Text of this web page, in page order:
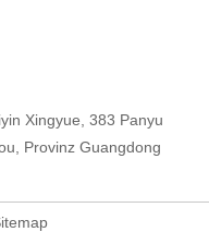
Xingyue, 383 Panyu
Provinz Guangdong